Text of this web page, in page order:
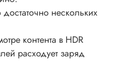
нескольких
контента в HDR
расходует заряд